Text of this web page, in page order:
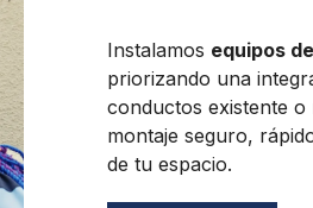
Instalamos equipos
priorizando una
conductos existente
montaje seguro,
de tu espacio.